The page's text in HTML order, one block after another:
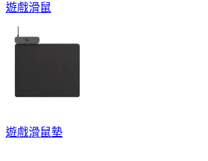
遊戲滑鼠
遊戲滑鼠墊